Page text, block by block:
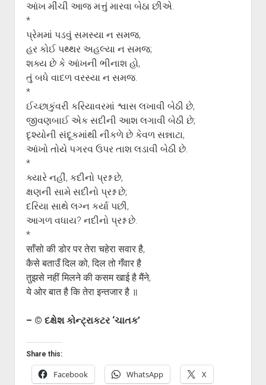
અન્ય રચનાઓ
ગુજરાતી સાહિત્ય-જગત
આપના પ્રતિભાવો
સર્જકોને સલામ
આપની રચનાઓ
Privacy Policy
આંખ મીંચી આજ મત્તું મારવા બેઠા છીએ.
*
પ્રેમમાં પડવું સમસ્યા ન સમજ,
હર કોઈ પથ્થર અહલ્યા ન સમજ;
શક્ય છે કે આંખની ભીનાશ હો,
તું બધે વાદળ વરસ્યા ન સમજ.
*
ઈચ્છાકુંવરી કરિયાવરમાં શ્વાસ લખાવી બેઠી છે,
જીવણબાઈ એક સદીની આશ લગાવી બેઠી છે;
દૃશ્યોની સંદૂકમાંથી નીકળે છે કેવળ સન્નાટા,
આંખો તોયે પગરવ ઉપર તાશ લડાવી બેઠી છે.
*
ક્યારે નહીં, કદીનો પ્રશ્ન છે,
ક્ષણની સામે સદીનો પ્રશ્ન છે;
દરિયા સાથે લગ્ન કર્યા પછી,
આગળ વધાય? નદીનો પ્રશ્ન છે.
*
साँसो की डोर पर तेरा चहेरा सवार है,
कैसे बताउँ दिल को, दिल तो गँवार है
तुझसे नहीं मिलने की कसम खाई है मैंने,
ये ओर बात है कि तेरा इन्तजार है ॥
– © દક્ષેશ કોન્ટ્રાકટર ‘ચાતક’
Share this:
Facebook WhatsApp X